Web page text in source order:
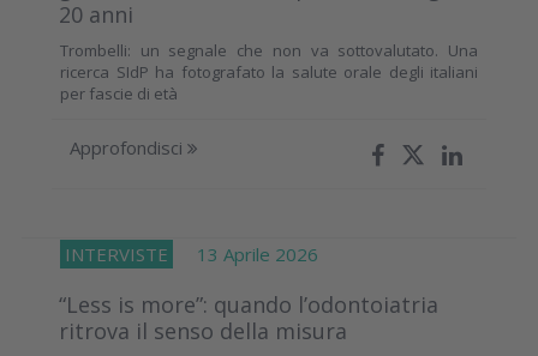
20 anni
Trombelli: un segnale che non va sottovalutato. Una
ricerca SIdP ha fotografato la salute orale degli italiani
per fascie di età
Approfondisci
INTERVISTE 13 Aprile 2026
“Less is more”: quando l’odontoiatria
ritrova il senso della misura